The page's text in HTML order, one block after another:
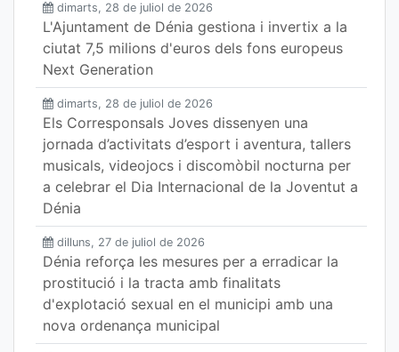
dimarts, 28 de juliol de 2026
L'Ajuntament de Dénia gestiona i invertix a la
ciutat 7,5 milions d'euros dels fons europeus
Next Generation
dimarts, 28 de juliol de 2026
Els Corresponsals Joves dissenyen una
jornada d’activitats d’esport i aventura, tallers
musicals, videojocs i discomòbil nocturna per
a celebrar el Dia Internacional de la Joventut a
Dénia
dilluns, 27 de juliol de 2026
Dénia reforça les mesures per a erradicar la
prostitució i la tracta amb finalitats
d'explotació sexual en el municipi amb una
nova ordenança municipal